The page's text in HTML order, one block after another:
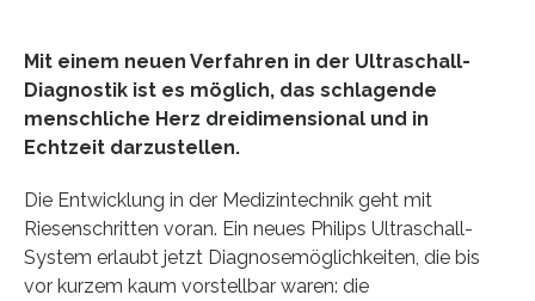
Mit einem neuen Verfahren in der Ultraschall-
Diagnostik ist es möglich, das schlagende
menschliche Herz dreidimensional und in
Echtzeit darzustellen.
Die Entwicklung in der Medizintechnik geht mit
Riesenschritten voran. Ein neues Philips Ultraschall-
System erlaubt jetzt Diagnosemöglichkeiten, die bis
vor kurzem kaum vorstellbar waren: die